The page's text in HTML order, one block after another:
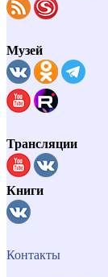
Музей
Трансляции
Книги
Контакты